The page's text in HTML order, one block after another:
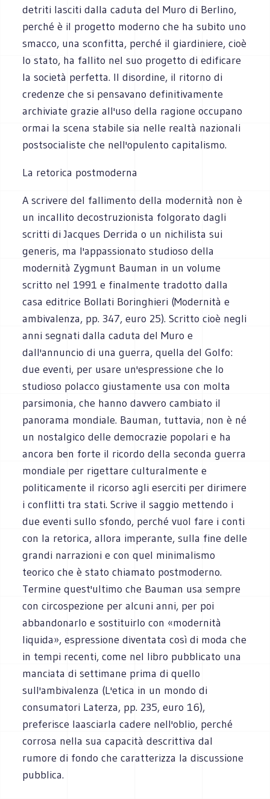
detriti lasciti dalla caduta del Muro di Berlino,
perché è il progetto moderno che ha subito uno
smacco, una sconfitta, perché il giardiniere, cioè
lo stato, ha fallito nel suo progetto di edificare
la società perfetta. Il disordine, il ritorno di
credenze che si pensavano definitivamente
archiviate grazie all'uso della ragione occupano
ormai la scena stabile sia nelle realtà nazionali
postsocialiste che nell'opulento capitalismo.
La retorica postmoderna
A scrivere del fallimento della modernità non è
un incallito decostruzionista folgorato dagli
scritti di Jacques Derrida o un nichilista sui
generis, ma l'appassionato studioso della
modernità Zygmunt Bauman in un volume
scritto nel 1991 e finalmente tradotto dalla
casa editrice Bollati Boringhieri (Modernità e
ambivalenza, pp. 347, euro 25). Scritto cioè negli
anni segnati dalla caduta del Muro e
dall'annuncio di una guerra, quella del Golfo:
due eventi, per usare un'espressione che lo
studioso polacco giustamente usa con molta
parsimonia, che hanno davvero cambiato il
panorama mondiale. Bauman, tuttavia, non è né
un nostalgico delle democrazie popolari e ha
ancora ben forte il ricordo della seconda guerra
mondiale per rigettare culturalmente e
politicamente il ricorso agli eserciti per dirimere
i conflitti tra stati. Scrive il saggio mettendo i
due eventi sullo sfondo, perché vuol fare i conti
con la retorica, allora imperante, sulla fine delle
grandi narrazioni e con quel minimalismo
teorico che è stato chiamato postmoderno.
Termine quest'ultimo che Bauman usa sempre
con circospezione per alcuni anni, per poi
abbandonarlo e sostituirlo con «modernità
liquida», espressione diventata così di moda che
in tempi recenti, come nel libro pubblicato una
manciata di settimane prima di quello
sull'ambivalenza (L'etica in un mondo di
consumatori Laterza, pp. 235, euro 16),
preferisce laasciarla cadere nell'oblio, perché
corrosa nella sua capacità descrittiva dal
rumore di fondo che caratterizza la discussione
pubblica.